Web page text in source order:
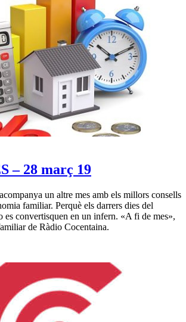
– 28 març 19
un altre mes amb els millors consells
familiar. Perquè els darrers dies del
es convertisquen en un infern. «A fi de mes»,
de Ràdio Cocentaina.